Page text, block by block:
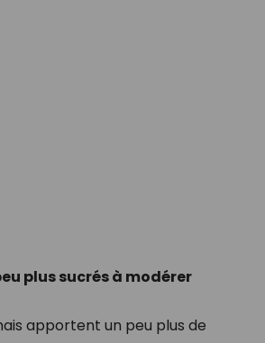
plus sucrés à modérer
apportent un peu plus de